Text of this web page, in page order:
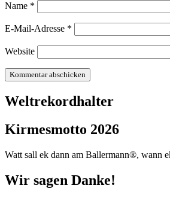
Name *
E-Mail-Adresse *
Website
Weltrekordhalter
Kirmesmotto 2026
Watt sall ek dann am Ballermann®, wann
Wir sagen Danke!